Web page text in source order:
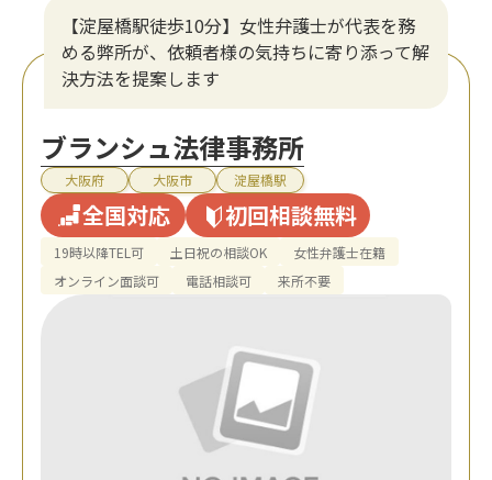
【淀屋橋駅徒歩10分】女性弁護士が代表を務
める弊所が、依頼者様の気持ちに寄り添って解
決方法を提案します
ブランシュ法律事務所
大阪府 大阪市 淀屋橋駅
全国対応 初回相談無料
19時以降TEL可 土日祝の相談OK
女性弁護士在籍
オンライン面談可
電話相談可 来所不要